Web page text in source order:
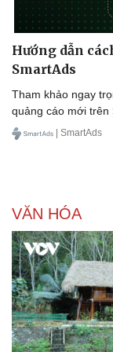
Hướng dẫn
SmartAds
Tham khảo ngay
quảng cáo mới trên
| SmartAds
VĂN HÓA